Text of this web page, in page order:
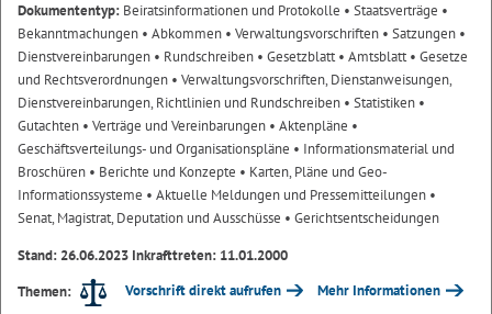
Dokumententyp: Beiratsinformationen und Protokolle • Staatsverträge •
Bekanntmachungen • Abkommen • Verwaltungsvorschriften • Satzungen •
Dienstvereinbarungen • Rundschreiben • Gesetzblatt• Amtsblatt• Gesetze
und Rechtsverordnungen • Verwaltungsvorschriften, Dienstanweisungen,
Dienstvereinbarungen, Richtlinien und Rundschreiben • Statistiken •
Gutachten • Verträge und Vereinbarungen • Aktenpläne •
Geschäftsverteilungs- und Organisationspläne • Informationsmaterial und
Broschüren • Berichte und Konzepte • Karten, Pläne und Geo-
Informationssysteme • Aktuelle Meldungen und Pressemitteilungen •
Senat, Magistrat, Deputation und Ausschüsse • Gerichtsentscheidungen
Stand: 26.06.2023 Inkrafttreten: 11.01.2000
Themen:
Vorschrift direkt aufrufen Mehr Informationen